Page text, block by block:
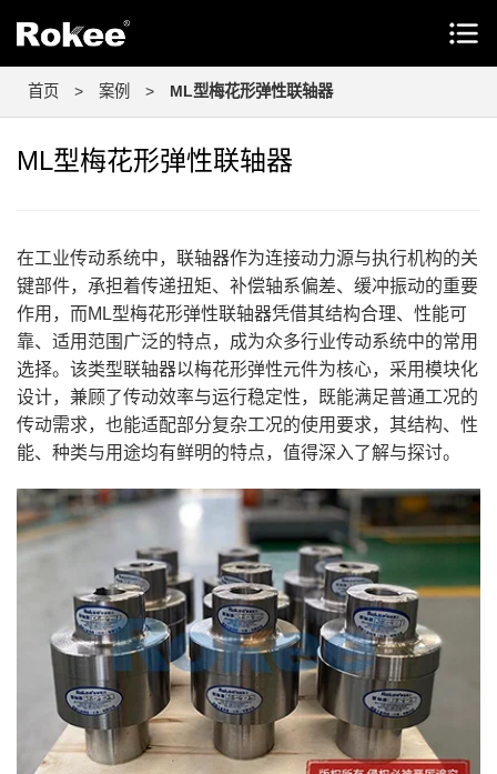
首页 > 案例 > ML型梅花形弹性联轴器
ML型梅花形弹性联轴器
在工业传动系统中，联轴器作为连接动力源与执行机构的关
键部件，承担着传递扭矩、补偿轴系偏差、缓冲振动的重要
作用，而ML型梅花形弹性联轴器凭借其结构合理、性能可
靠、适用范围广泛的特点，成为众多行业传动系统中的常用
选择。该类型联轴器以梅花形弹性元件为核心，采用模块化
设计，兼顾了传动效率与运行稳定性，既能满足普通工况的
传动需求，也能适配部分复杂工况的使用要求，其结构、性
能、种类与用途均有鲜明的特点，值得深入了解与探讨。